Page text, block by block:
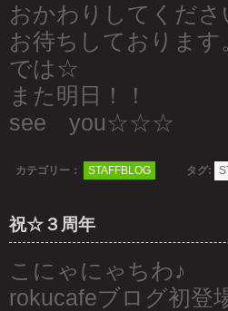
おかわりしてくだ
お待ちしております
では☆
また明日！！
see you☆☆☆
カテゴリー： STAFFBLOG タグ:
祝☆３周年
こにゃにゃちわ♪
rokucafeブログ初登